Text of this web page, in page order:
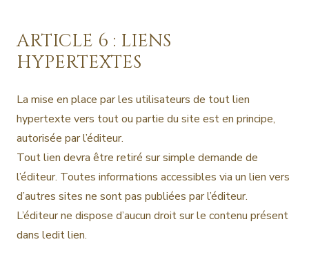
ARTICLE 6 : LIENS
HYPERTEXTES
La mise en place par les utilisateurs de tout lien
hypertexte vers tout ou partie du site est en principe,
autorisée par l’éditeur.
Tout lien devra être retiré sur simple demande de
l’éditeur. Toutes informations accessibles via un lien vers
d’autres sites ne sont pas publiées par l’éditeur.
L’éditeur ne dispose d’aucun droit sur le contenu présent
dans ledit lien.